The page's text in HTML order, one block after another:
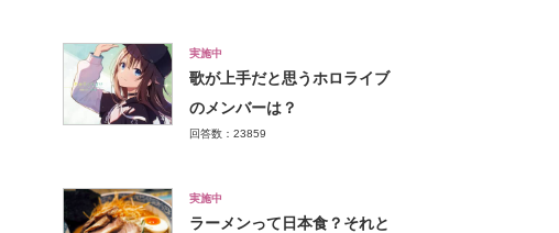
実施中
歌が上手だと思うホロライブ
のメンバーは？
回答数：23859
実施中
ラーメンって日本食？それと